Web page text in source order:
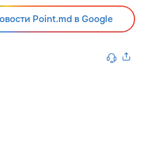
Point.md в Google